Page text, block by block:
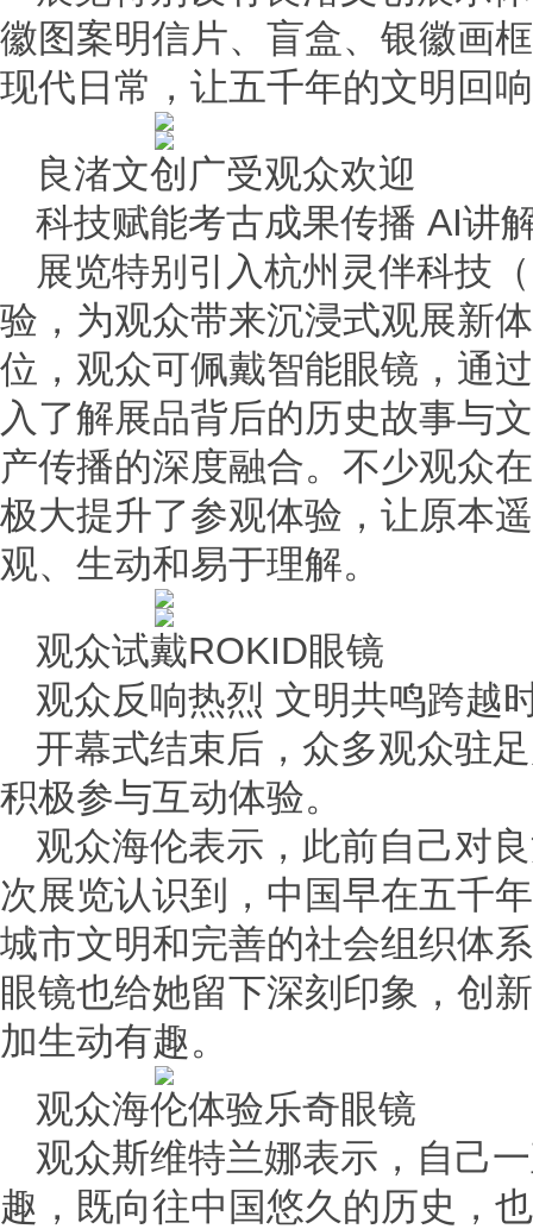
徽图案明信片、盲盒、银徽画
现代日常，让五千年的文明回
良渚文创广受观众欢迎
科技赋能考古成果传播 AI讲
展览特别引入杭州灵伴科技
验，为观众带来沉浸式观展新
位，观众可佩戴智能眼镜，通
入了解展品背后的历史故事与
产传播的深度融合。不少观众
极大提升了参观体验，让原本
观、生动和易于理解。
观众试戴ROKID眼镜
观众反响热烈 文明共鸣跨越
开幕式结束后，众多观众驻
积极参与互动体验。
观众海伦表示，此前自己对
次展览认识到，中国早在五千
城市文明和完善的社会组织体
眼镜也给她留下深刻印象，创
加生动有趣。
观众海伦体验乐奇眼镜
观众斯维特兰娜表示，自己
趣，既向往中国悠久的历史，